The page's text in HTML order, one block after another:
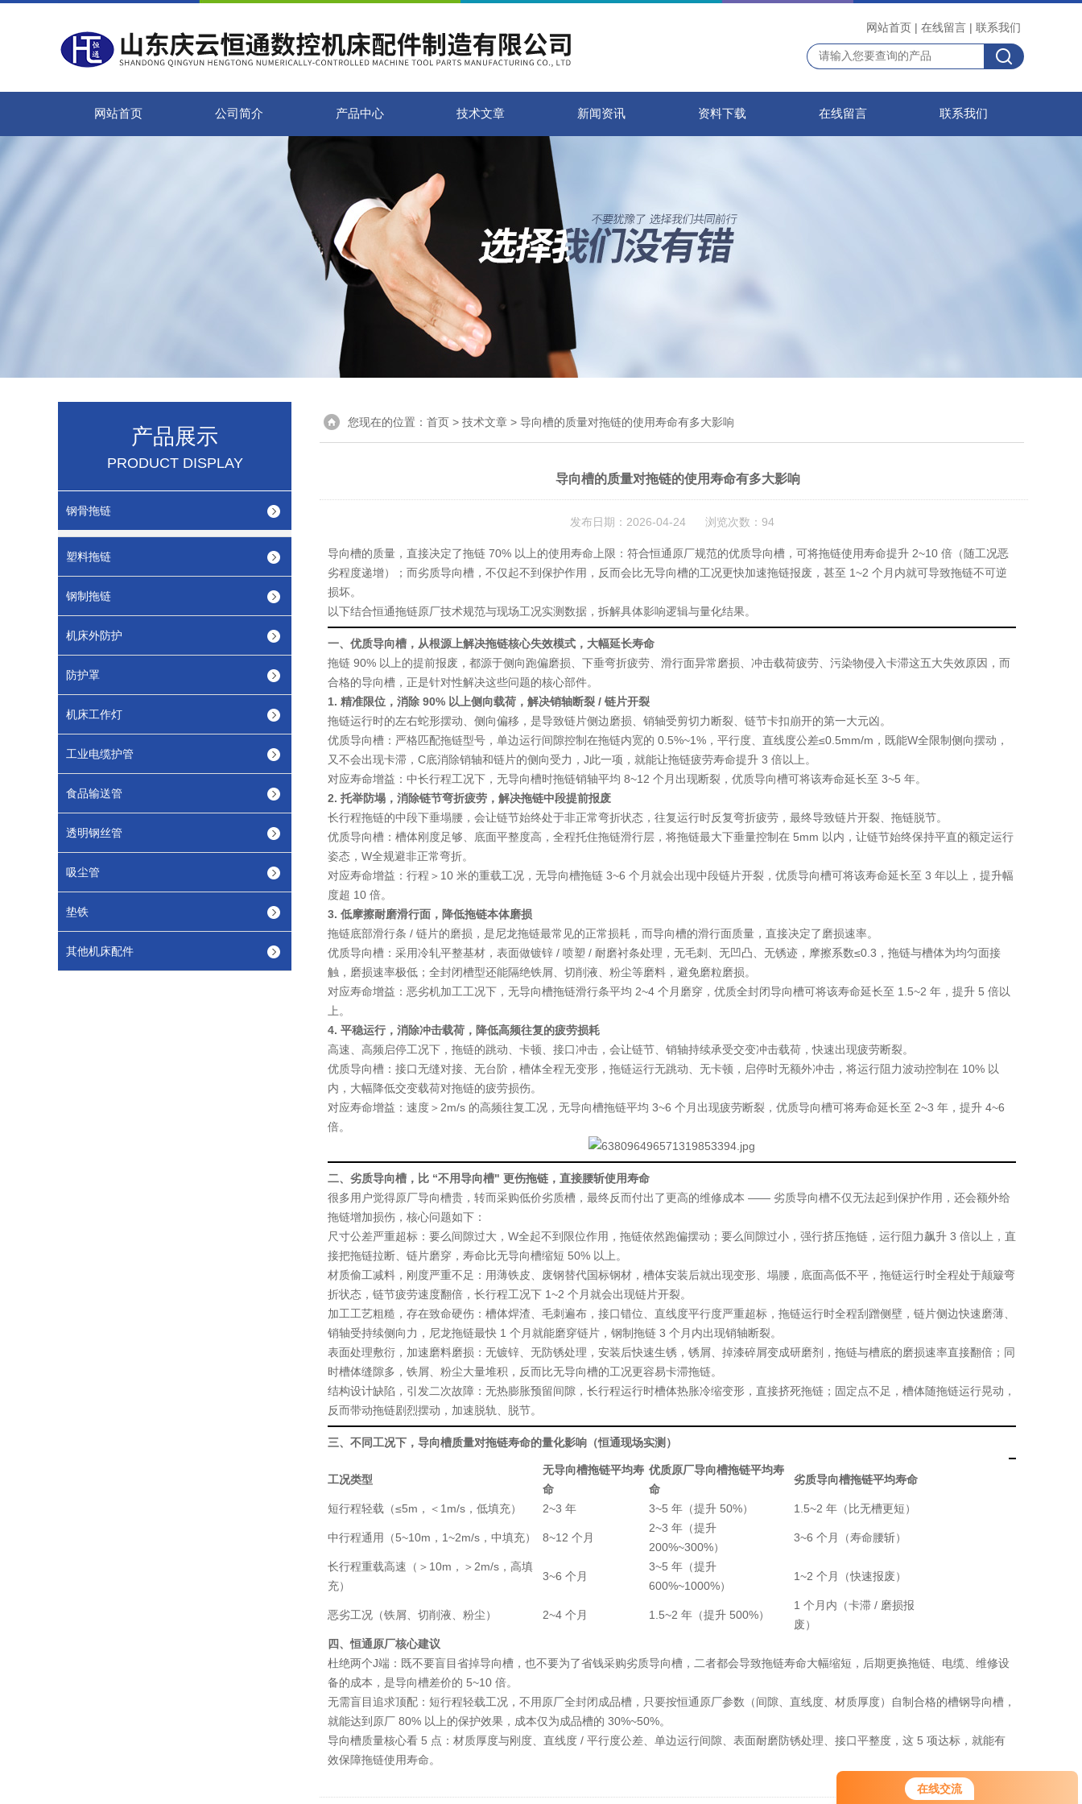
在线交流
网站首页 | 在线留言 | 联系我们
网站首页 公司简介 产品中心 技术文章 新闻资讯 资料下载 在线留言 联系我们
产品展示
PRODUCT DISPLAY
钢骨拖链
塑料拖链
钢制拖链
机床外防护
防护罩
机床工作灯
工业电缆护管
食品输送管
透明钢丝管
吸尘管
垫铁
其他机床配件
您现在的位置： 首页 > 技术文章 > 导向槽的质量对拖链的使用寿命有多大影响
导向槽的质量对拖链的使用寿命有多大影响
发布日期：2026-04-24 浏览次数：94
导向槽的质量， 直接决定了拖链 70% 以上的使用寿命上限 ：符合恒通原厂规范的优质导向槽，可将拖链使用寿命提升 2~10 倍（随工况恶
劣程度递增）；而劣质导向槽，不仅起不到保护作用，反而会比无导向槽的工况更快加速拖链报废，甚至 1~2 个月内就可导致拖链不可逆
损坏。
以下结合恒通拖链原厂技术规范与现场工况实测数据，拆解具体影响逻辑与量化结果。
一、优质导向槽，从根源上解决拖链核心失效模式，大幅延长寿命
拖链 90% 以上的提前报废，都源于侧向跑偏磨损、下垂弯折疲劳、滑行面异常磨损、冲击载荷疲劳、污染物侵入卡滞这五大失效原因，而
合格的导向槽，正是针对性解决这些问题的核心部件。
1. 精准限位，消除 90% 以上侧向载荷，解决销轴断裂 / 链片开裂
拖链运行时的左右蛇形摆动、侧向偏移，是导致链片侧边磨损、销轴受剪切力断裂、链节卡扣崩开的第一大元凶。
优质导向槽：严格匹配拖链型号，单边运行间隙控制在拖链内宽的 0.5%~1%，平行度、直线度公差≤0.5mm/m，既能W全限制侧向摆动，
又不会出现卡滞，C底消除销轴和链片的侧向受力，J此一项，就能让拖链疲劳寿命提升 3 倍以上。
对应寿命增益：中长行程工况下，无导向槽时拖链销轴平均 8~12 个月出现断裂，优质导向槽可将该寿命延长至 3~5 年。
2. 托举防塌，消除链节弯折疲劳，解决拖链中段提前报废
长行程拖链的中段下垂塌腰，会让链节始终处于非正常弯折状态，往复运行时反复弯折疲劳，最终导致链片开裂、拖链脱节。
优质导向槽：槽体刚度足够、底面平整度高，全程托住拖链滑行层，将拖链最大下垂量控制在 5mm 以内，让链节始终保持平直的额定运行
姿态，W全规避非正常弯折。
对应寿命增益：行程＞10 米的重载工况，无导向槽拖链 3~6 个月就会出现中段链片开裂，优质导向槽可将该寿命延长至 3 年以上，提升幅
度超 10 倍。
3. 低摩擦耐磨滑行面，降低拖链本体磨损
拖链底部滑行条 / 链片的磨损，是尼龙拖链最常见的正常损耗，而导向槽的滑行面质量，直接决定了磨损速率。
优质导向槽：采用冷轧平整基材，表面做镀锌 / 喷塑 / 耐磨衬条处理，无毛刺、无凹凸、无锈迹，摩擦系数≤0.3，拖链与槽体为均匀面接
触，磨损速率极低；全封闭槽型还能隔绝铁屑、切削液、粉尘等磨料，避免磨粒磨损。
对应寿命增益：恶劣机加工工况下，无导向槽拖链滑行条平均 2~4 个月磨穿，优质全封闭导向槽可将该寿命延长至 1.5~2 年，提升 5 倍以
上。
4. 平稳运行，消除冲击载荷，降低高频往复的疲劳损耗
高速、高频启停工况下，拖链的跳动、卡顿、接口冲击，会让链节、销轴持续承受交变冲击载荷，快速出现疲劳断裂。
优质导向槽：接口无缝对接、无台阶，槽体全程无变形，拖链运行无跳动、无卡顿，启停时无额外冲击，将运行阻力波动控制在 10% 以
内，大幅降低交变载荷对拖链的疲劳损伤。
对应寿命增益：速度＞2m/s 的高频往复工况，无导向槽拖链平均 3~6 个月出现疲劳断裂，优质导向槽可将寿命延长至 2~3 年，提升 4~6
倍。
二、劣质导向槽，比 “不用导向槽" 更伤拖链，直接腰斩使用寿命
很多用户觉得原厂导向槽贵，转而采购低价劣质槽，最终反而付出了更高的维修成本 —— 劣质导向槽不仅无法起到保护作用，还会额外给
拖链增加损伤，核心问题如下：
尺寸公差严重超标 ：要么间隙过大，W全起不到限位作用，拖链依然跑偏摆动；要么间隙过小，强行挤压拖链，运行阻力飙升 3 倍以上，直
接把拖链拉断、链片磨穿，寿命比无导向槽缩短 50% 以上。
材质偷工减料，刚度严重不足 ：用薄铁皮、废钢替代国标钢材，槽体安装后就出现变形、塌腰，底面高低不平，拖链运行时全程处于颠簸弯
折状态，链节疲劳速度翻倍，长行程工况下 1~2 个月就会出现链片开裂。
加工工艺粗糙，存在致命硬伤 ：槽体焊渣、毛刺遍布，接口错位、直线度平行度严重超标，拖链运行时全程刮蹭侧壁，链片侧边快速磨薄、
销轴受持续侧向力，尼龙拖链最快 1 个月就能磨穿链片，钢制拖链 3 个月内出现销轴断裂。
表面处理敷衍，加速磨料磨损 ：无镀锌、无防锈处理，安装后快速生锈，锈屑、掉漆碎屑变成研磨剂，拖链与槽底的磨损速率直接翻倍；同
时槽体缝隙多，铁屑、粉尘大量堆积，反而比无导向槽的工况更容易卡滞拖链。
结构设计缺陷，引发二次故障 ：无热膨胀预留间隙，长行程运行时槽体热胀冷缩变形，直接挤死拖链；固定点不足，槽体随拖链运行晃动，
反而带动拖链剧烈摆动，加速脱轨、脱节。
三、不同工况下，导向槽质量对拖链寿命的量化影响（恒通现场实测）
工况类型
无导向槽拖链平均寿
命
优质原厂导向槽拖链平均寿
命
劣质导向槽拖链平均寿命
短行程轻载（≤5m，＜1m/s，低填充） 2~3 年 3~5 年（提升 50%） 1.5~2 年（比无槽更短）
中行程通用（5~10m，1~2m/s，中填充） 8~12 个月
2~3 年（提升
200%~300%）
3~6 个月（寿命腰斩）
长行程重载高速（＞10m，＞2m/s，高填
充）
3~6 个月
3~5 年（提升
600%~1000%）
1~2 个月（快速报废）
恶劣工况（铁屑、切削液、粉尘） 2~4 个月 1.5~2 年（提升 500%）
1 个月内（卡滞 / 磨损报
废）
四、恒通原厂核心建议
杜绝两个J端：既不要盲目省掉导向槽，也不要为了省钱采购劣质导向槽，二者都会导致拖链寿命大幅缩短，后期更换拖链、电缆、维修设
备的成本，是导向槽差价的 5~10 倍。
无需盲目追求顶配：短行程轻载工况，不用原厂全封闭成品槽，只要按恒通原厂参数（间隙、直线度、材质厚度）自制合格的槽钢导向槽，
就能达到原厂 80% 以上的保护效果，成本仅为成品槽的 30%~50%。
导向槽质量核心看 5 点：材质厚度与刚度、直线度 / 平行度公差、单边运行间隙、表面耐磨防锈处理、接口平整度，这 5 项达标，就能有
效保障拖链使用寿命。